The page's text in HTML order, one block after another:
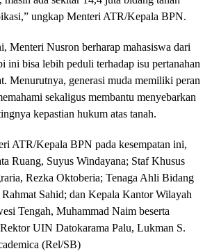
ungkap Menteri ATR/Kepala BPN.
Menteri Nusron berharap mahasiswa dari
ini bisa lebih peduli terhadap isu pertanahan
Menurutnya, generasi muda memiliki peran
sekaligus membantu menyebarkan
kepastian hukum atas tanah.
ATR/Kepala BPN pada kesempatan ini,
Ruang, Suyus Windayana; Staf Khusus
Rezka Oktoberia; Tenaga Ahli Bidang
Sahid; dan Kepala Kantor Wilayah
Tengah, Muhammad Naim beserta
UIN Datokarama Palu, Lukman S.
(Rel/SB)